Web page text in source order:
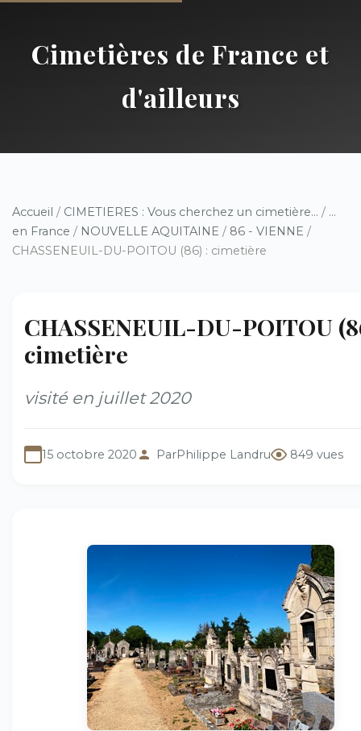
Cimetières de France et
d'ailleurs
Accueil / CIMETIERES : Vous cherchez un cimetière... / ...
en France / NOUVELLE AQUITAINE / 86 - VIENNE /
CHASSENEUIL-DU-POITOU (86) : cimetière
CHASSENEUIL-DU-POITOU
cimetière
visité en juillet 2020
15 octobre 2020 ParPhilippe Landru 849 vues